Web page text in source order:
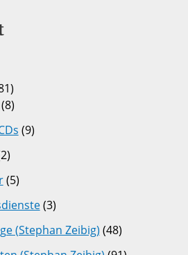
(8)
(9)
(5)
(3)
(Stephan Zeibig) (48)